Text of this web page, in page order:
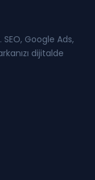
Google Ads,
dijitalde